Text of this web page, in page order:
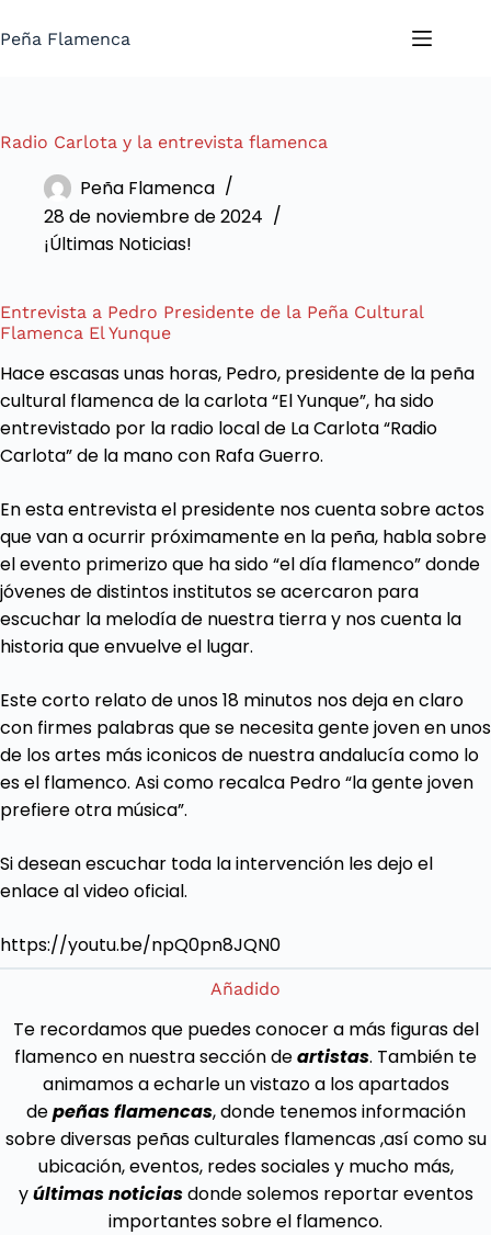
al
Peña Flamenca
Radio Carlota y la entrevista flamenca
Peña Flamenca
28 de noviembre de 2024
¡Últimas Noticias!
Entrevista a Pedro Presidente de la Peña Cultural
Flamenca El Yunque
Hace escasas unas horas, Pedro, presidente de la peña
cultural flamenca de la carlota “El Yunque”, ha sido
entrevistado por la radio local de La Carlota “Radio
Carlota” de la mano con Rafa Guerro.
En esta entrevista el presidente nos cuenta sobre actos
que van a ocurrir próximamente en la peña, habla sobre
el evento primerizo que ha sido “el día flamenco” donde
jóvenes de distintos institutos se acercaron para
escuchar la melodía de nuestra tierra y nos cuenta la
historia que envuelve el lugar.
Este corto relato de unos 18 minutos nos deja en claro
con firmes palabras que se necesita gente joven en unos
de los artes más iconicos de nuestra andalucía como lo
es el flamenco. Asi como recalca Pedro “la gente joven
prefiere otra música”.
Si desean escuchar toda la intervención les dejo el
enlace al video oficial.
https://youtu.be/npQ0pn8JQN0:
Radio
y
la
entrevista
flamenca
Añadido
Te recordamos que puedes conocer a más figuras del
flamenco en nuestra sección deartistas. También te
animamos a echarle un vistazo a los apartados
depeñas flamencas, donde tenemos información
sobre diversas peñas culturales flamencas ,así como su
ubicación, eventos, redes sociales y mucho más,
yúltimas noticiasdonde solemos reportar eventos
importantes sobre el flamenco.